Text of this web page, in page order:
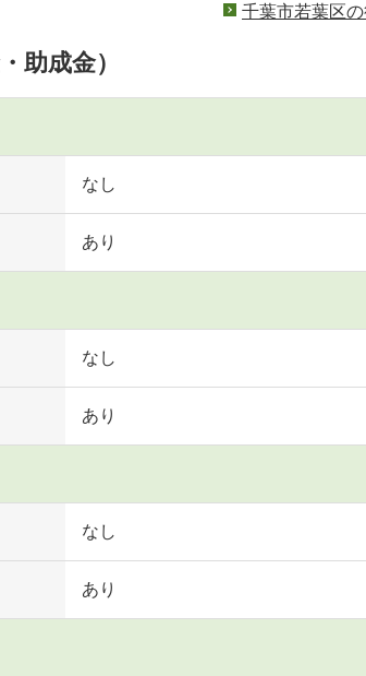
千葉市若葉区
助成金）
なし
あり
なし
あり
なし
あり